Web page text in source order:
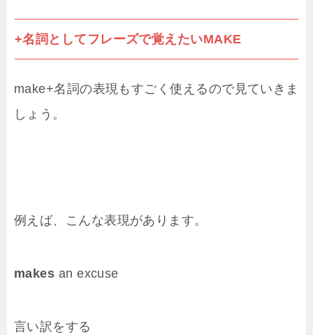
+名詞としてフレーズで覚えたいMAKE
make+名詞の表現もすごく使えるので見ていきま
しょう。
例えば、こんな表現があります。
makes an excuse
言い訳をする